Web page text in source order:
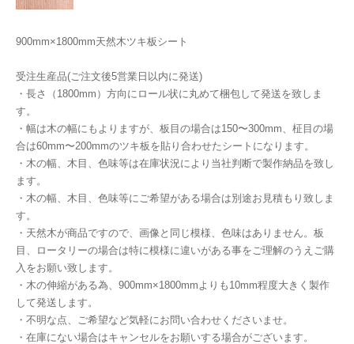
900mm×1800mm天然木ツキ板シート
受注生産品(ご注文後5営業日以内に発送)
・長さ（1800mm）方向にロール状に丸めて梱包して発送を致しま
す。
・幅は木の幅にもよりますが、板目の場合は150〜300mm、柾目の場
合は60mm〜200mmのツキ板を貼り合わせたシートになります。
・木の幅、木目、色味等は在庫状況により当社判断で製作納品を致し
ます。
・木の幅、木目、色味等にご希望がある場合は別途お見積もり致しま
す。
・天然木が商品ですので、画像と同じ模様、色味はありません。板
目、ロータリーの場合は特に模様に違いがある事をご理解のうえご購
入をお願い致します。
・木の伸縮がある為、900mm×1800mmよりも10mm程度大きく製作
して発送します。
・不明な点、ご希望など気軽にお問い合わせくださいませ。
・在庫にない場合はキャンセルをお願いする場合がございます。